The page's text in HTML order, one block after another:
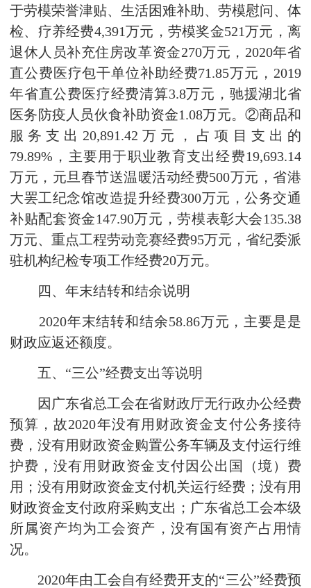
于劳模荣誉津贴、生活困难补助、劳模慰问、体
检、疗养经费4,391万元，劳模奖金521万元，离
退休人员补充住房改革资金270万元，2020年省
直公费医疗包干单位补助经费71.85万元，2019
年省直公费医疗经费清算3.8万元，驰援湖北省
医务防疫人员伙食补助资金1.08万元。②商品和
服务支出20,891.42万元，占项目支出的
79.89%，主要用于职业教育支出经费19,693.14
万元，元旦春节送温暖活动经费500万元，省港
大罢工纪念馆改造提升经费300万元，公务交通
补贴配套资金147.90万元，劳模表彰大会135.38
万元、重点工程劳动竞赛经费95万元，省纪委派
驻机构纪检专项工作经费20万元。
四、年末结转和结余说明
2020年末结转和结余58.86万元，主要是是
财政应返还额度。
五、“三公”经费支出等说明
因广东省总工会在省财政厅无行政办公经费
预算，故2020年没有用财政资金支付公务接待
费，没有用财政资金购置公务车辆及支付运行维
护费，没有用财政资金支付因公出国（境）费
用；没有用财政资金支付机关运行经费；没有用
财政资金支付政府采购支出；广东省总工会本级
所属资产均为工会资产，没有国有资产占用情
况。
2020年由工会自有经费开支的“三公”经费预